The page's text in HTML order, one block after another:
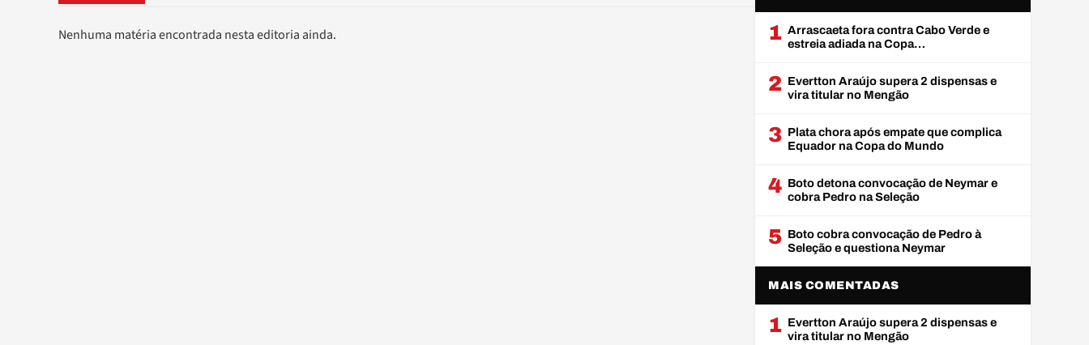
Nenhuma matéria encontrada nesta editoria ainda. 1 Arrascaeta fora contra Cabo Verde e
estreia adiada na Copa…
2 Evertton Araújo supera 2 dispensas e
vira titular no Mengão
3 Plata chora após empate que complica
Equador na Copa do Mundo
4 Boto detona convocação de Neymar e
cobra Pedro na Seleção
5 Boto cobra convocação de Pedro à
Seleção e questiona Neymar
MAIS COMENTADAS
1 Evertton Araújo supera 2 dispensas e
vira titular no Mengão